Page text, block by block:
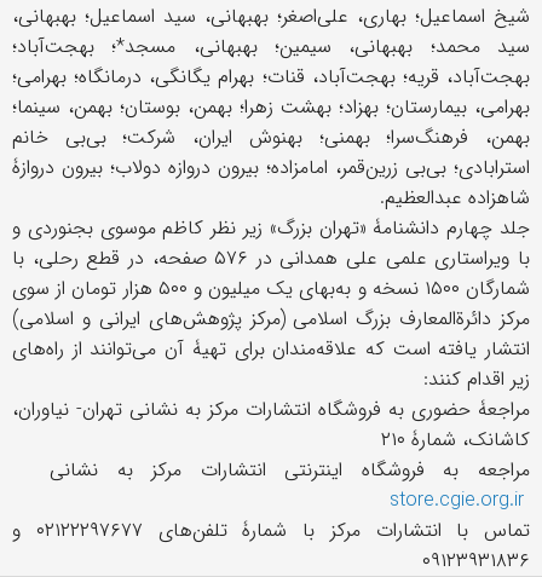
شیخ اسماعیل؛ بهاری، علی‌اصغر؛ بهبهانی، سید اسماعیل؛ بهبهانی،
سید محمد؛ بهبهانی، سیمین؛ بهبهانی، مسجد*؛ بهجت‌آباد؛
بهجت‌آباد، قریه؛ بهجت‌آباد، قنات؛ بهرام یگانگی، درمانگاه؛ بهرامی؛
بهرامی، بیمارستان؛ بهزاد؛ بهشت زهرا؛ بهمن، بوستان؛ بهمن، سینما؛
بهمن، فرهنگ‌سرا؛ بهمنی؛ بهنوش ایران، شرکت؛ بی‌بی خانم
استرابادی؛ بی‌بی زرین‌قمر، امامزاده؛ بیرون دروازه دولاب؛ بیرون دروازۀ
شاهزاده عبدالعظیم.
جلد چهارم دانشنامۀ «تهران بزرگ» زیر نظر کاظم موسوی بجنوردی و
با ویراستاری علمی علی همدانی در ۵۷۶ صفحه، در قطع رحلی، با
شمارگان ۱۵۰۰ نسخه و به‌‎بهای یک ‌میلیون و ۵۰۰ هزار تومان از سوی
مرکز دائرةالمعارف بزرگ اسلامی (مرکز پژوهش‌های ایرانی و اسلامی)
انتشار یافته است که علاقه‌مندان برای تهیۀ آن می‌توانند از راه‌های
زیر اقدام کنند:
مراجعۀ حضوری به فروشگاه انتشارات مرکز به نشانی تهران- نیاوران،
کاشانک، شمارۀ ۲۱۰
مراجعه به فروشگاه اینترنتی انتشارات مرکز به نشانی
store.cgie.org.ir
تماس با انتشارات مرکز با شمارۀ تلفن‌های ۰۲۱۲۲۲۹۷۶۷۷ و
۰۹۱۲۳۹۳۱۸۳۶